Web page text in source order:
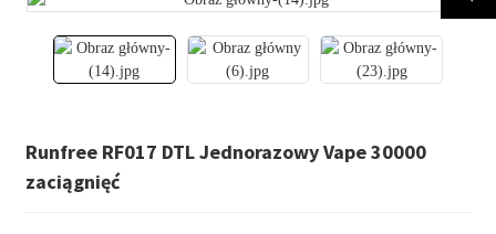
Runfree RF017 DTL Jednorazowy Vape 30000
zaciągnięć